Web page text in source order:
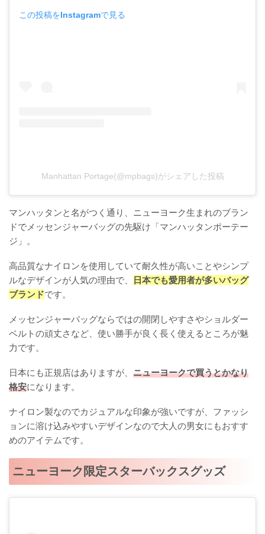
この投稿をInstagramで見る
Manhattan Portage(@mpbags)がシェアした投稿
マンハッタンと名がつく通り、ニューヨーク生まれのブラン
ドでメッセンジャーバッグの先駆け「マンハッタンポーテー
ジ」。
高品質なナイロンを使用していて耐久性が高いことやシンプ
ルなデザインが人気の理由で、
日本でも愛用者が多いバッグ
ブランドです。
メッセンジャーバッグならではの開閉しやすさやショルダー
ベルトの頑丈さなど、使い勝手が良く長く使えるところが魅
力です。
日本にも正規店はありますが、 ニューヨークで買うとかなり
格安になります。
ナイロン製なのでカジュアルな印象が強いですが、ファッシ
ョンに溶け込みやすいデザインなので大人の男女にもおすす
めのアイテムです。
ニューヨーク限定スターバックスグッズ